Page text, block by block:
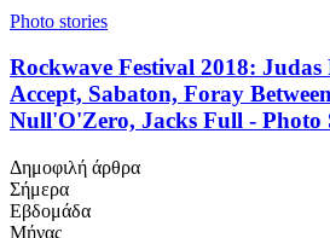
Photo stories
Rockwave Festival 2018: Judas
Accept, Sabaton, Foray
Null'O'Zero, Jacks Full - Photo
Δημοφιλή άρθρα
Σήμερα
Εβδομάδα
Μήνας